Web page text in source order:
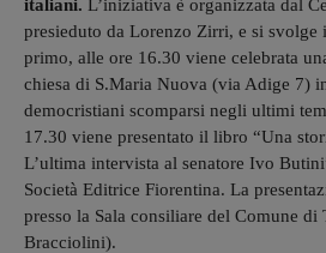
italiani. L’iniziativa è organizzata dal
presieduto da Lorenzo Zirri, e si svolge
primo, alle ore 16.30 viene celebrata
chiesa di S.Maria Nuova (via Adige 7)
democristiani scomparsi negli ultimi
17.30 viene presentato il libro “Una
L’ultima intervista al senatore Ivo
Società Editrice Fiorentina. La
presso la Sala consiliare del Comune di
Bracciolini).